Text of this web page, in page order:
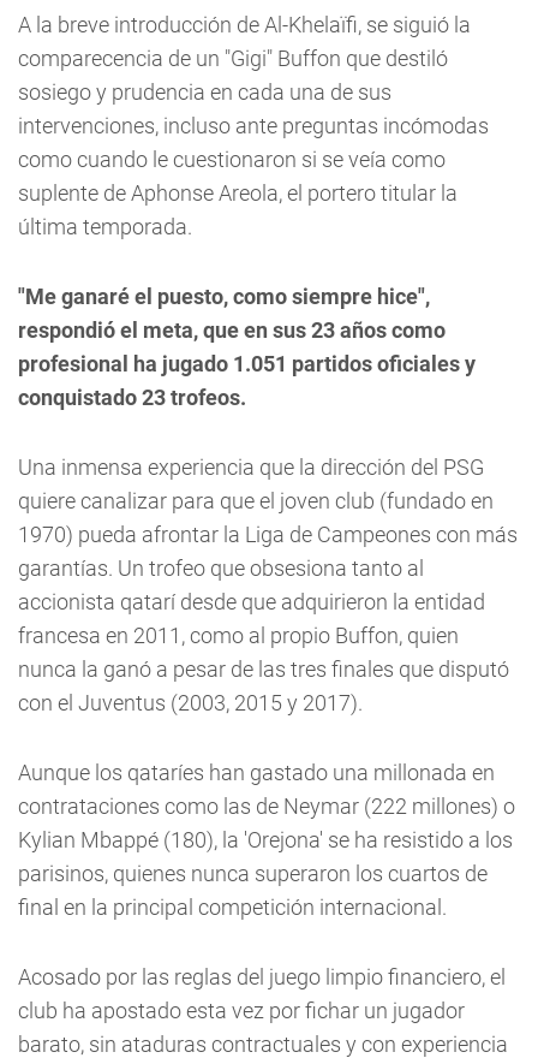
A la breve introducción de Al-Khelaïfi, se siguió la
comparecencia de un "Gigi" Buffon que destiló
sosiego y prudencia en cada una de sus
intervenciones, incluso ante preguntas incómodas
como cuando le cuestionaron si se veía como
suplente de Aphonse Areola, el portero titular la
última temporada.
"Me ganaré el puesto, como siempre hice",
respondió el meta, que en sus 23 años como
profesional ha jugado 1.051 partidos oficiales y
conquistado 23 trofeos.
Una inmensa experiencia que la dirección del PSG
quiere canalizar para que el joven club (fundado en
1970) pueda afrontar la Liga de Campeones con más
garantías. Un trofeo que obsesiona tanto al
accionista qatarí desde que adquirieron la entidad
francesa en 2011, como al propio Buffon, quien
nunca la ganó a pesar de las tres finales que disputó
con el Juventus (2003, 2015 y 2017).
Aunque los qataríes han gastado una millonada en
contrataciones como las de Neymar (222 millones) o
Kylian Mbappé (180), la 'Orejona' se ha resistido a los
parisinos, quienes nunca superaron los cuartos de
final en la principal competición internacional.
Acosado por las reglas del juego limpio financiero, el
club ha apostado esta vez por fichar un jugador
barato, sin ataduras contractuales y con experiencia